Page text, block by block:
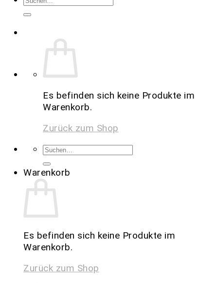
Es befinden sich keine Produkte im
Warenkorb.
Zurück zum Shop
Warenkorb
Es befinden sich keine Produkte im
Warenkorb.
Zurück zum Shop